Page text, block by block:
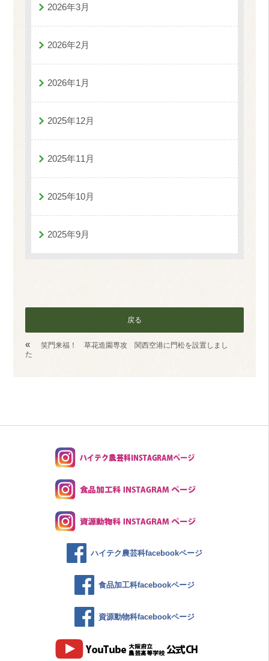
2026年3月
2026年2月
2026年1月
2025年12月
2025年11月
2025年10月
2025年9月
戻る
«
笑門来福！ 草花造園専攻 関西空港に門松を設置しまし
た
ハイテク農芸科facebookページ
食品加工科facebookページ
資源動物科facebookページ